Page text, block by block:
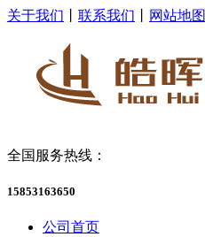
关于我们 联系我们 网站地图
全国服务热线：
15853163650
公司首页